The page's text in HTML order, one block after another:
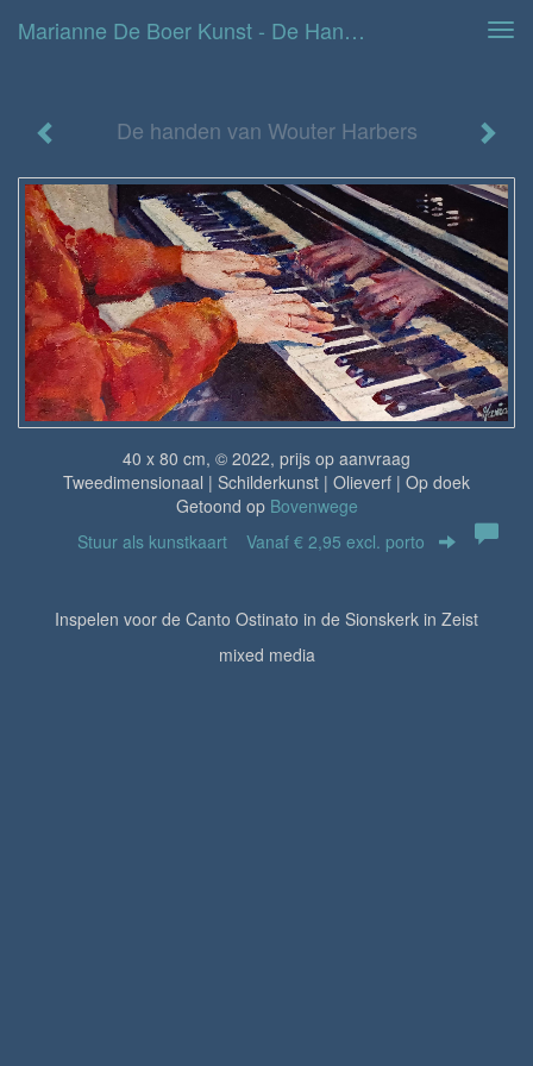
Marianne De Boer Kunst - De Handen Van Wouter Harbers
De handen van Wouter Harbers
40 x 80 cm, © 2022, prijs op aanvraag
Tweedimensionaal | Schilderkunst | Olieverf | Op doek
Getoond op Bovenwege
Stuur als kunstkaart Vanaf € 2,95 excl. porto
Inspelen voor de Canto Ostinato in de Sionskerk in Zeist
mixed media